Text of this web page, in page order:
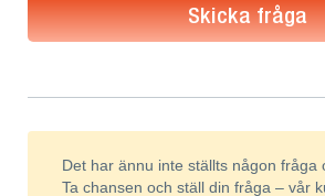
Skicka fråga
Det har ännu inte ställts någon fråga
Ta chansen och ställ din fråga – vår